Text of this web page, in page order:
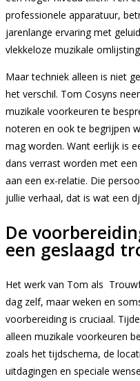
professionele apparatuur,
jarenlange ervaring met
vlekkeloze muzikale
Maar techniek alleen is niet
het verschil. Tom Cosyns
muzikale voorkeuren te
noteren en ook te begrijpen
mag worden. Want eerlijk is
dans verrast worden met
aan een ex-relatie. Die
jullie verhaal, dat is wat een
De
een geslaagd
Het werk van Tom als
dag zelf, maar weken en
voorbereiding is cruciaal.
alleen muzikale voorkeuren
zoals het tijdschema, de
uitdagingen en speciale